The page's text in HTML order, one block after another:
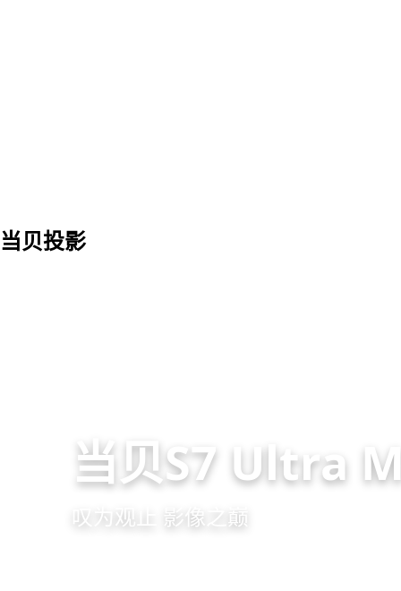
当贝投影
当贝S7 Ultra
叹为观止 影像之巅